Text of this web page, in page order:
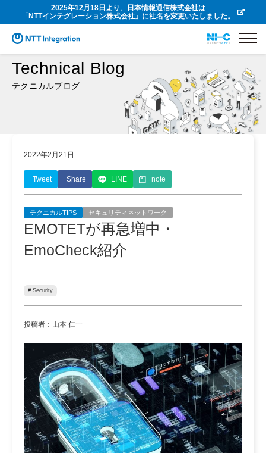
2025年12月18日より、日本情報通信株式会社は
「NTTインテグレーション株式会社」に社名を変更いたしました。
Technical Blog
テクニカルブログ
2022年2月21日
Tweet Share LINE note
テクニカルTIPS セキュリティネットワーク
EMOTETが再急増中・
EmoCheck紹介
# Security
投稿者：山本 仁一